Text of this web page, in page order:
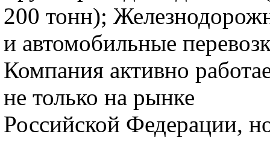
200 тонн);
и автомобильные
Компания активно
не только на рынке
Российской Федерации,